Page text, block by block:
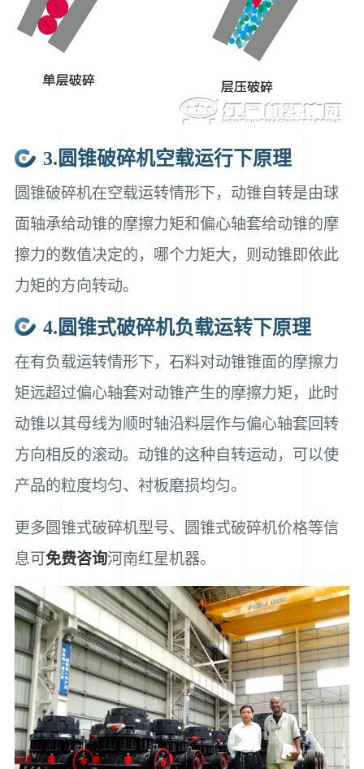
3.圆锥破碎机空载运行下原理
圆锥破碎机在空载运转情形下，动锥自转是由球
面轴承给动锥的摩擦力矩和偏心轴套给动锥的摩
擦力的数值决定的，哪个力矩大，则动锥即依此
力矩的方向转动。
4.圆锥式破碎机负载运转下原理
在有负载运转情形下，石料对动锥锥面的摩擦力
矩远超过偏心轴套对动锥产生的摩擦力矩，此时
动锥以其母线为顺时轴沿料层作与偏心轴套回转
方向相反的滚动。动锥的这种自转运动，可以使
产品的粒度均匀、衬板磨损均匀。
更多圆锥式破碎机型号、圆锥式破碎机价格等信
息可 免费咨询河南红星机器。